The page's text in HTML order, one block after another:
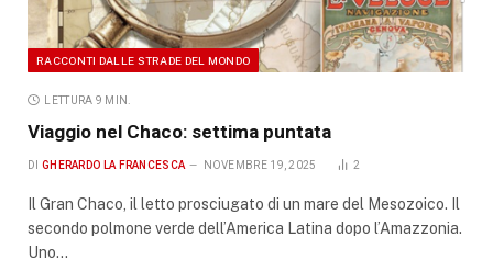
RACCONTI DALLE STRADE DEL MONDO
LETTURA 9 MIN.
Viaggio nel Chaco: settima puntata
DI GHERARDO LA FRANCESCA NOVEMBRE 19, 2025 2
Il Gran Chaco, il letto prosciugato di un mare del Mesozoico. Il
secondo polmone verde dell’America Latina dopo l’Amazzonia.
Uno…